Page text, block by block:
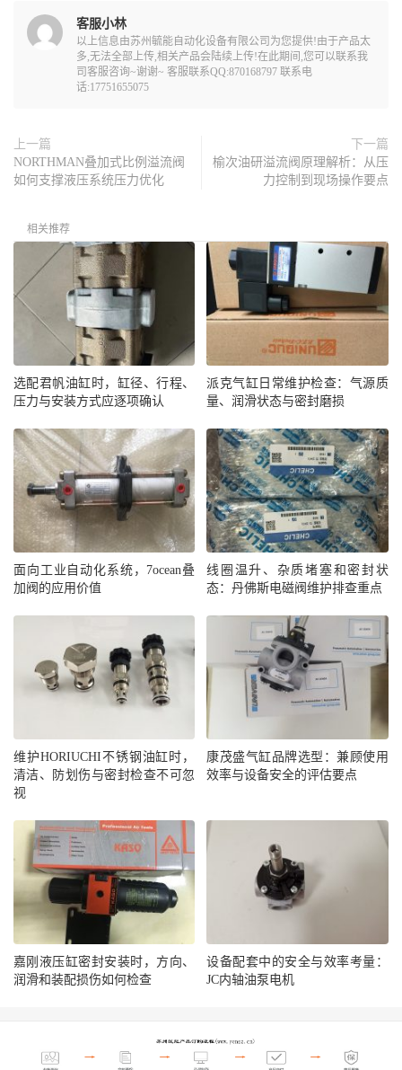
客服小林
以上信息由苏州毓能自动化设备有限公司为您提供!由于产品太
多,无法全部上传,相关产品会陆续上传!在此期间,您可以联系我
司客服咨询~谢谢~ 客服联系QQ:870168797 联系电
话:17751655075
上一篇
NORTHMAN叠加式比例溢流阀
如何支撑液压系统压力优化
下一篇
榆次油研溢流阀原理解析：从压
力控制到现场操作要点
相关推荐
选配君帆油缸时，缸径、行程、
压力与安装方式应逐项确认
派克气缸日常维护检查：气源质
量、润滑状态与密封磨损
面向工业自动化系统，7ocean叠
加阀的应用价值
线圈温升、杂质堵塞和密封状
态：丹佛斯电磁阀维护排查重点
维护HORIUCHI不锈钢油缸时，
清洁、防划伤与密封检查不可忽
视
康茂盛气缸品牌选型：兼顾使用
效率与设备安全的评估要点
嘉刚液压缸密封安装时，方向、
润滑和装配损伤如何检查
设备配套中的安全与效率考量：
JC内轴油泵电机